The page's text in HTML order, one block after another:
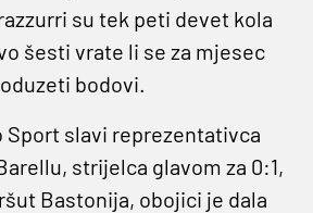
su tek peti devet kola
šesti vrate li se za mjesec
bodovi.
Sport slavi reprezentativca
strijelca glavom za 0:1,
Bastonija, obojici je dala